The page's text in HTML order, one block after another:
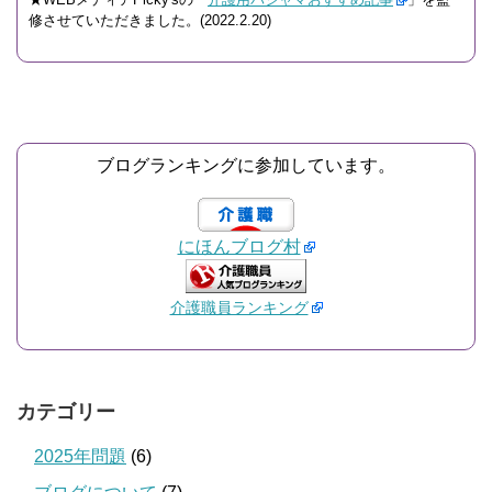
修させていただきました。(2022.2.20)
ブログランキングに参加しています。
にほんブログ村
介護職員ランキング
カテゴリー
2025年問題 (6)